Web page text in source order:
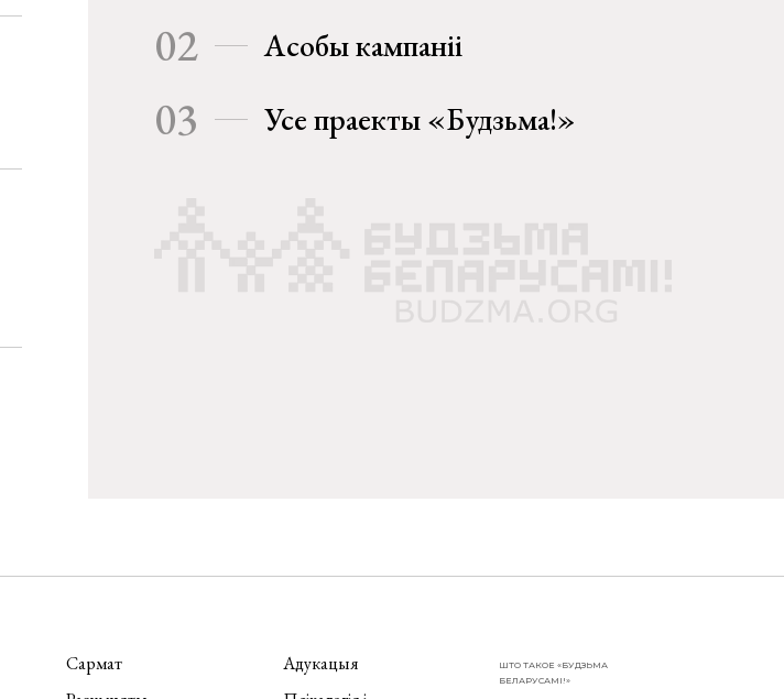
02 Асобы кампаніі
03 Усе праекты «Будзьма!»
Сармат
Адукацыя
ШТО ТАКОЕ «БУДЗЬМА
БЕЛАРУСАМІ!»